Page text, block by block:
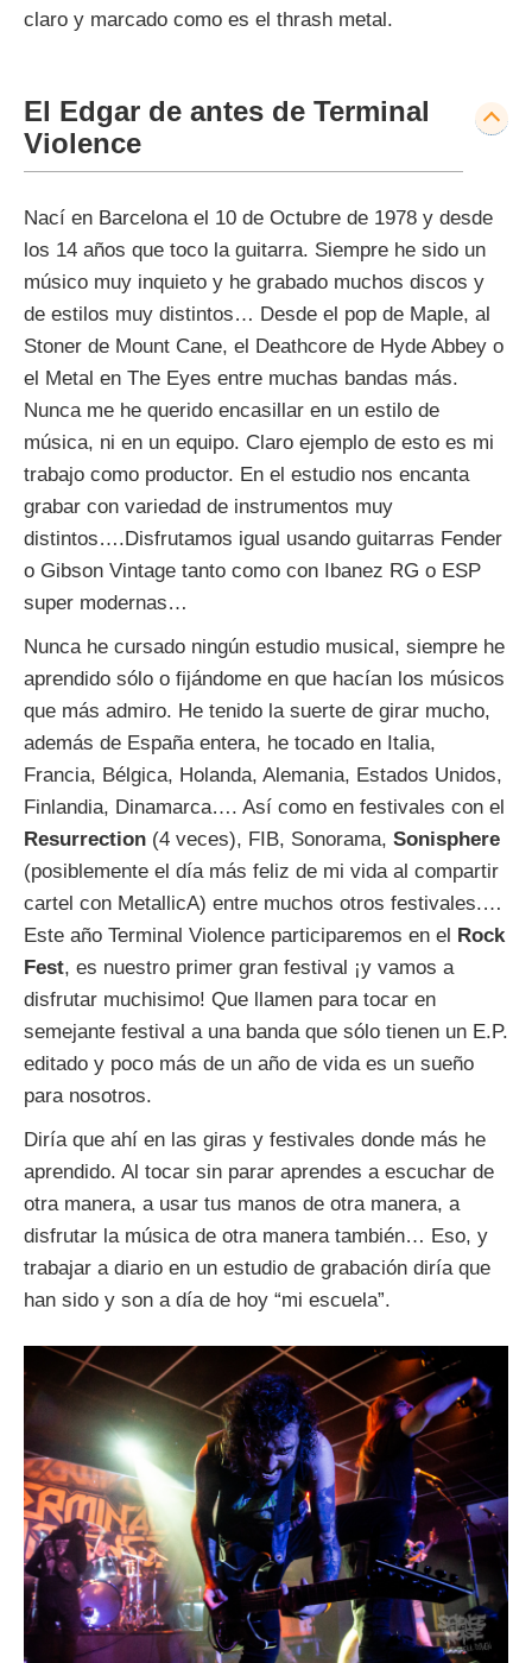
claro y marcado como es el thrash metal.
El Edgar de antes de Terminal
Violence
Nací en Barcelona el 10 de Octubre de 1978 y desde
los 14 años que toco la guitarra. Siempre he sido un
músico muy inquieto y he grabado muchos discos y
de estilos muy distintos… Desde el pop de Maple, al
Stoner de Mount Cane, el Deathcore de Hyde Abbey o
el Metal en The Eyes entre muchas bandas más.
Nunca me he querido encasillar en un estilo de
música, ni en un equipo. Claro ejemplo de esto es mi
trabajo como productor. En el estudio nos encanta
grabar con variedad de instrumentos muy
distintos….Disfrutamos igual usando guitarras Fender
o Gibson Vintage tanto como con Ibanez RG o ESP
super modernas…
Nunca he cursado ningún estudio musical, siempre he
aprendido sólo o fijándome en que hacían los músicos
que más admiro. He tenido la suerte de girar mucho,
además de España entera, he tocado en Italia,
Francia, Bélgica, Holanda, Alemania, Estados Unidos,
Finlandia, Dinamarca…. Así como en festivales con el
Resurrection (4 veces), FIB, Sonorama, Sonisphere
(posiblemente el día más feliz de mi vida al compartir
cartel con MetallicA) entre muchos otros festivales.…
Este año Terminal Violence participaremos en el Rock
Fest, es nuestro primer gran festival ¡y vamos a
disfrutar muchisimo! Que llamen para tocar en
semejante festival a una banda que sólo tienen un E.P.
editado y poco más de un año de vida es un sueño
para nosotros.
Diría que ahí en las giras y festivales donde más he
aprendido. Al tocar sin parar aprendes a escuchar de
otra manera, a usar tus manos de otra manera, a
disfrutar la música de otra manera también… Eso, y
trabajar a diario en un estudio de grabación diría que
han sido y son a día de hoy “mi escuela”.